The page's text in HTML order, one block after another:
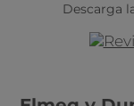
Descarga